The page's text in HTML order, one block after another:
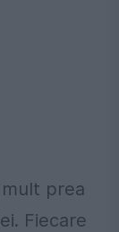
prea
Fiecare